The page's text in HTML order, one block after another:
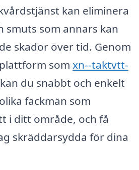
kan eliminera
smuts som annars kan
skador över tid. Genom
som xn--taktvtt-
kan du snabbt och enkelt
fackmän som
i ditt område, och få
skräddarsydda för dina